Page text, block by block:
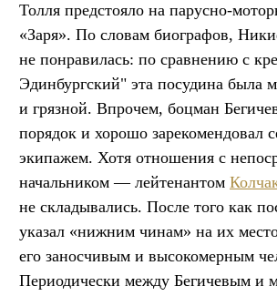
Толля предстояло на парусно-
«Заря». По словам биографов,
не понравилась: по сравнению с
Эдинбургский" эта посудина была
и грязной. Впрочем, боцман
порядок и хорошо зарекомендовал
экипажем. Хотя отношения с
начальником — лейтенантом
не складывались. После того как
указал «нижним чинам» на их
его заносчивым и высокомерным
Периодически между Бегичевым и